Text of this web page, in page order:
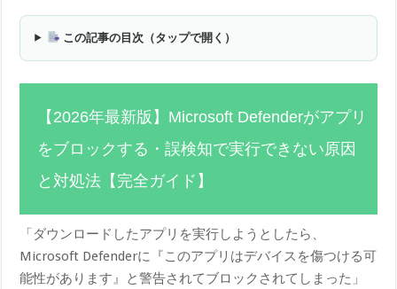
この記事の目次（タップで開く）
【2026年最新版】Microsoft Defenderがアプリ
をブロックする・誤検知で実行できない原因
と対処法【完全ガイド】
「ダウンロードしたアプリを実行しようとしたら、
Microsoft Defenderに『このアプリはデバイスを傷つける可
能性があります』と警告されてブロックされてしまった」